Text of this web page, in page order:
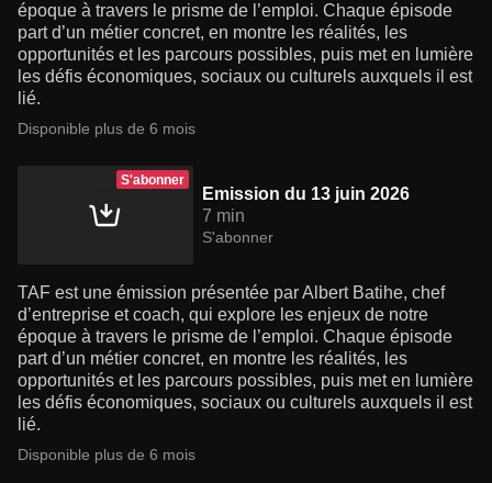
époque à travers le prisme de l’emploi. Chaque épisode
part d’un métier concret, en montre les réalités, les
opportunités et les parcours possibles, puis met en lumière
les défis économiques, sociaux ou culturels auxquels il est
lié.
Disponible plus de 6 mois
S'abonner
Emission du 13 juin 2026
7 min
S'abonner
TAF est une émission présentée par Albert Batihe, chef
d’entreprise et coach, qui explore les enjeux de notre
époque à travers le prisme de l’emploi. Chaque épisode
part d’un métier concret, en montre les réalités, les
opportunités et les parcours possibles, puis met en lumière
les défis économiques, sociaux ou culturels auxquels il est
lié.
Disponible plus de 6 mois